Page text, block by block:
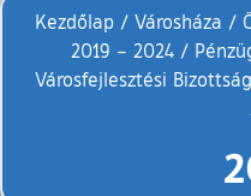
Kezdőlap / Városháza /
2019 – 2024 /
Városfejlesztési Bizottság